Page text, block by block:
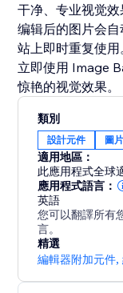
干净、专业视觉效
编辑后的图片会
站上即时重复使用
立即使用 Image
惊艳的视觉效果。
類別
設計元件 圖
適用地區：
此應用程式全球
應用程式語言：
英語
您可以翻譯所有
言。
精選
編輯器附加元件,